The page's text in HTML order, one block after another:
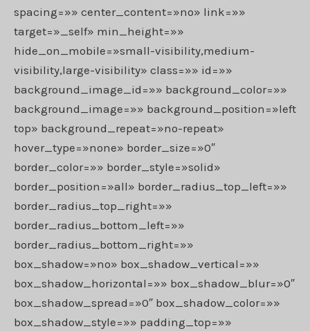
spacing=»» center_content=»no» link=»»
target=»_self» min_height=»»
hide_on_mobile=»small-visibility,medium-
visibility,large-visibility» class=»» id=»»
background_image_id=»» background_color=»»
background_image=»» background_position=»left
top» background_repeat=»no-repeat»
hover_type=»none» border_size=»0″
border_color=»» border_style=»solid»
border_position=»all» border_radius_top_left=»»
border_radius_top_right=»»
border_radius_bottom_left=»»
border_radius_bottom_right=»»
box_shadow=»no» box_shadow_vertical=»»
box_shadow_horizontal=»» box_shadow_blur=»0″
box_shadow_spread=»0″ box_shadow_color=»»
box_shadow_style=»» padding_top=»»